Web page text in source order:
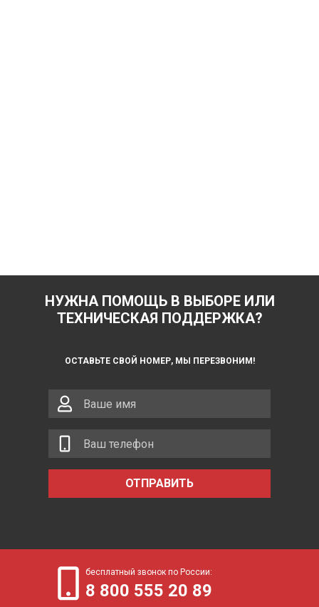
НУЖНА ПОМОЩЬ В ВЫБОРЕ ИЛИ
ТЕХНИЧЕСКАЯ ПОДДЕРЖКА?
ОСТАВЬТЕ СВОЙ НОМЕР, МЫ ПЕРЕЗВОНИМ!
ОТПРАВИТЬ
бесплатный звонок по России:
8 800 555 20 89